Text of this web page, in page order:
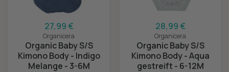
27,99 €
Organicera
Organic Baby S/S
Kimono Body - Indigo
Melange - 3-6M
28,99 €
Organicera
Organic Baby S/S
Kimono Body - Aqua
gestreift - 6-12M